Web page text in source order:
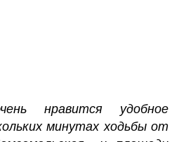
нравится удобное
минутах ходьбы от